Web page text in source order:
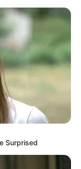
Papai
Surprised